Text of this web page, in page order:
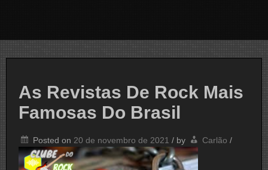
As Revistas De Rock Mais
Famosas Do Brasil
Posted on 20 de novembro de 2021 / by Carlão /